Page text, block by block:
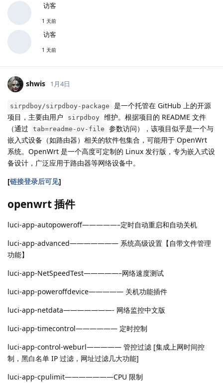
访客
1 天前
访客
1 天前
shwis 1月4日
sirpdboy/sirpdboy-package
是一个托管在 GitHub 上的开源
项目，主要由用户
sirpdboy
维护。根据项目的 README 文件
（通过
tab=readme-ov-file
参数访问），该项目似乎是一个与
嵌入式设备（如路由器）相关的软件包集合，可能用于 OpenWrt
系统。OpenWrt 是一个高度可定制的 Linux 发行版，专为嵌入式设
备设计，广泛应用于路由器等网络设备中。
[链接登录后可见]
openwrt 插件
luci-app-autopoweroff—————–定时自动重启和自动关机
luci-app-advanced——————— 系统高级设置【自带文件管理
功能】
luci-app-NetSpeedTest—————–网络速度测试
luci-app-poweroffdevice————— 关机功能插件
luci-app-netdata———————- 网络监控中文版
luci-app-timecontrol—————— 定时控制
luci-app-control-weburl————— 管控过滤 [集成上网时间控
制，黑白名单 IP 过滤，网址过滤几大功能]
luci-app-cpulimit———————CPU 限制